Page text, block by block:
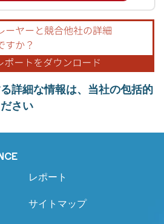
詳細な情報は、当社の包括的
さい
レポート
サイトマップ